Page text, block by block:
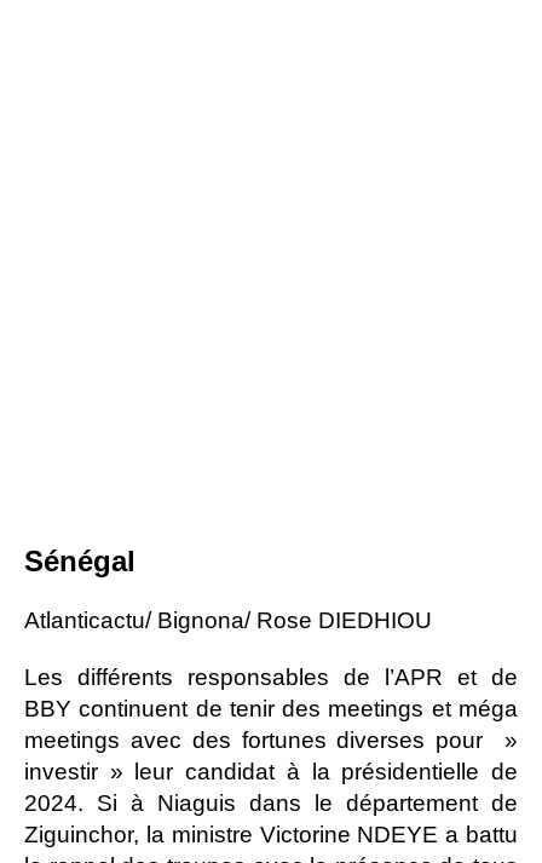
Sénégal
Atlanticactu/ Bignona/ Rose DIEDHIOU
Les différents responsables de l’APR et de
BBY continuent de tenir des meetings et méga
meetings avec des fortunes diverses pour »
investir » leur candidat à la présidentielle de
2024. Si à Niaguis dans le département de
Ziguinchor, la ministre Victorine NDEYE a battu